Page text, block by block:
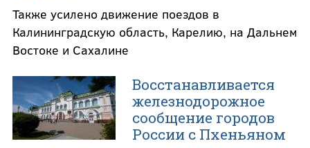
Также усилено движение поездов в
Калининградскую область, Карелию, на Дальнем
Востоке и Сахалине
Восстанавливается
железнодорожное
сообщение городов
России с Пхеньяном